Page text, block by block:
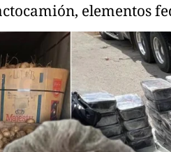
elementos